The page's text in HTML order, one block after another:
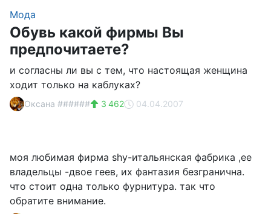
Мода
Обувь какой фирмы Вы
предпочитаете?
и согласны ли вы с тем, что настоящая женщина
ходит только на каблуках?
Оксана ###### 3 462 04.04.2007
моя любимая фирма shy-итальянская фабрика ,ее
владельцы -двое геев, их фантазия безгранична.
что стоит одна только фурнитура. так что
обратите внимание.